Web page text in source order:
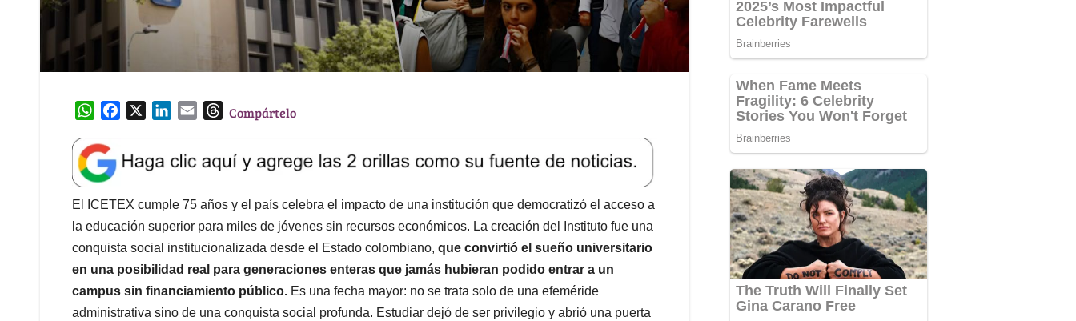
W
a
t
s
A
p
p
e
b
o
o
k
k
e
d
I
n
l
T
e
a
d
s
Compártelo
El ICETEX cumple 75 años y el país celebra el impacto de una institución que democratizó el acceso a
la educación superior para miles de jóvenes sin recursos económicos. La creación del Instituto fue una
conquista social institucionalizada desde el Estado colombiano, que convirtió el sueño universitario
en una posibilidad real para generaciones enteras que jamás hubieran podido entrar a un
campus sin financiamiento público. Es una fecha mayor: no se trata solo de una efeméride
administrativa sino de una conquista social profunda. Estudiar dejó de ser privilegio y abrió una puerta